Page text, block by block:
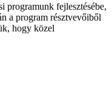
programunk fejlesztésébe,
a program résztvevőiből
hogy közel